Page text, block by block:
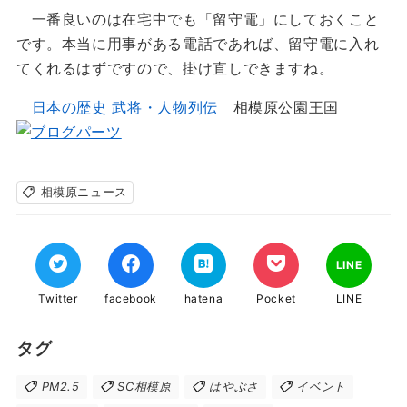
一番良いのは在宅中でも「留守電」にしておくこと
です。本当に用事がある電話であれば、留守電に入れ
てくれるはずですので、掛け直しできますね。
日本の歴史 武将・人物列伝 相模原公園王国
相模原ニュース
Twitter facebook hatena Pocket
LINE
LINE
タグ
PM2.5 SC相模原 はやぶさ イベント